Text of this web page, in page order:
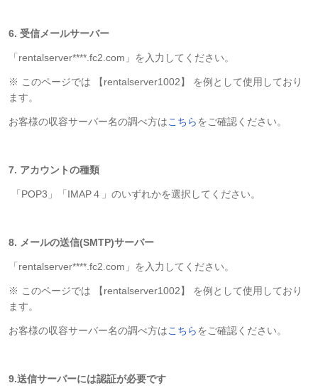
6. 受信メールサーバー
「rentalserver****.fc2.com」を入力してください。
※ このページでは 【rentalserver1002】 を例として使用しており
ます。
お客様の収容サーバー名の調べ方はこちらをご確認ください。
7. アカウントの種類
「POP3」「IMAP４」のいずれかを選択してください。
8. メールの送信(SMTP)サーバー
「rentalserver****.fc2.com」を入力してください。
※ このページでは 【rentalserver1002】 を例として使用しており
ます。
お客様の収容サーバー名の調べ方はこちらをご確認ください。
9.送信サーバーには認証が必要です